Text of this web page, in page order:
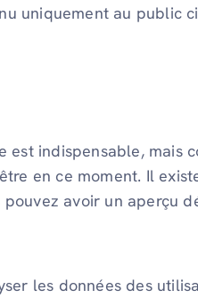
uniquement au public
indispensable, mais
en ce moment. Il
avoir un aperçu
les données des